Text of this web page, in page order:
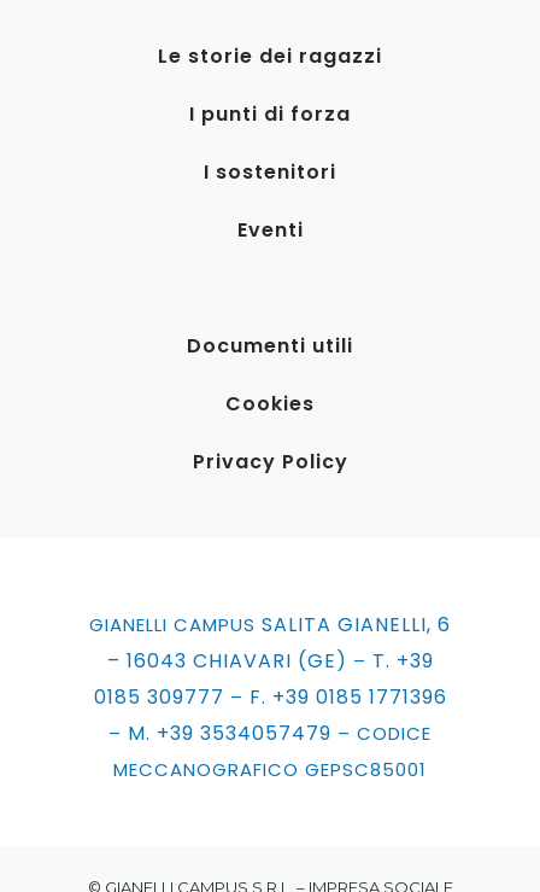
Le storie dei ragazzi
I punti di forza
I sostenitori
Eventi
Documenti utili
Cookies
Privacy Policy
GIANELLI CAMPUS SALITA GIANELLI, 6
– 16043 CHIAVARI (GE) – T. +39
0185 309777 – F. +39 0185 1771396
– M. +39 3534057479 – CODICE
MECCANOGRAFICO GEPSC85001
© GIANELLI CAMPUS S.R.L. – IMPRESA SOCIALE